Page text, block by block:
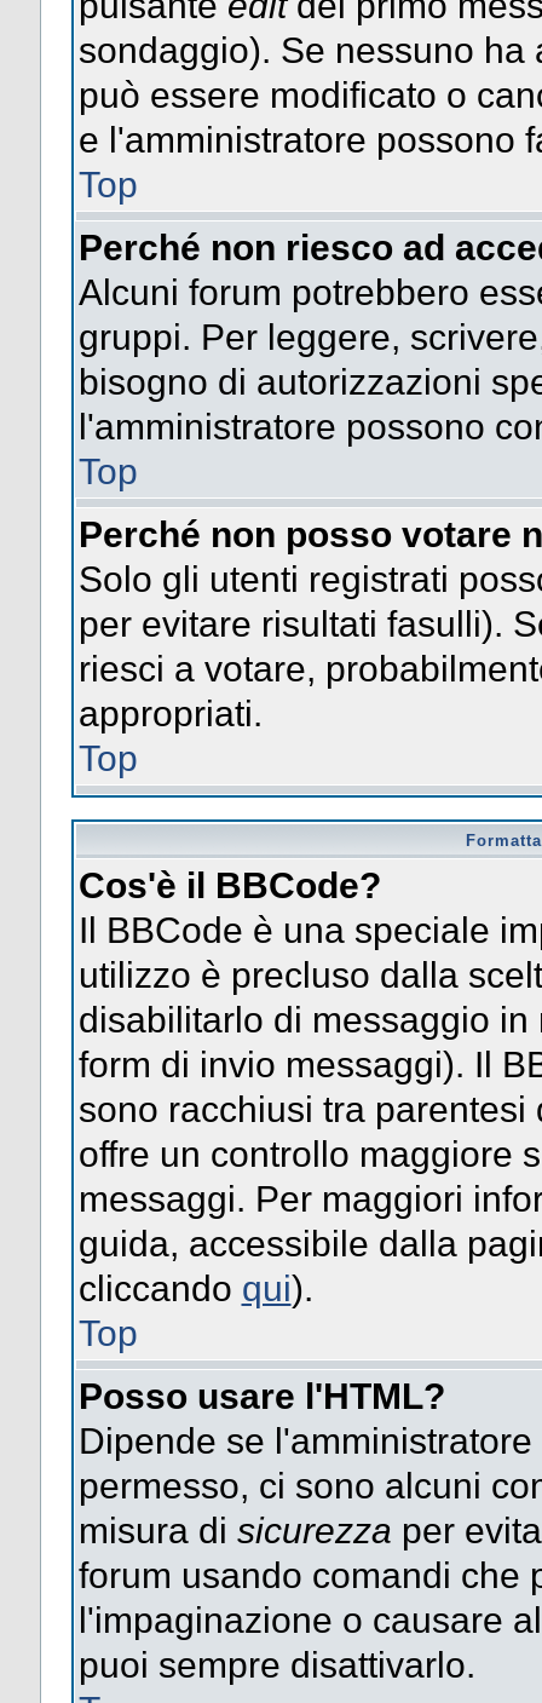
sondaggio). Se nessuno
può essere modificato o
e l'amministratore possono
Top
Perché non riesco ad
Alcuni forum potrebbero
gruppi. Per leggere,
bisogno di autorizzazioni
l'amministratore possono
Top
Perché non posso votare
Solo gli utenti registrati
per evitare risultati fasulli).
riesci a votare,
appropriati.
Top
Cos'è il BBCode?
Il BBCode è una speciale
utilizzo è precluso dalla
disabilitarlo di messaggio
form di invio messaggi). Il
sono racchiusi tra
offre un controllo maggiore
messaggi. Per maggiori
guida, accessibile dalla
cliccando qui).
Top
Posso usare l'HTML?
Dipende se
permesso, ci sono alcuni
misura di sicurezza per
forum usando comandi che
l'impaginazione o causare
puoi sempre disattivarlo.